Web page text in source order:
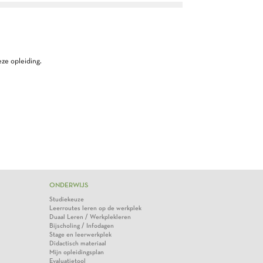
opleiding.
ONDERWIJS
Studiekeuze
Leerroutes leren op de werkplek
Duaal Leren / Werkplekleren
Bijscholing / Infodagen
Stage en leerwerkplek
Didactisch materiaal
Mijn opleidingsplan
Evaluatietool